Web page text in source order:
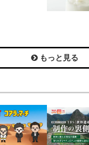
もっと見る